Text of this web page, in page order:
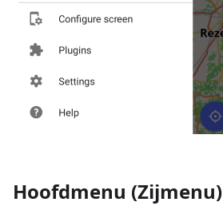
Hoofdmenu (Zijmenu)